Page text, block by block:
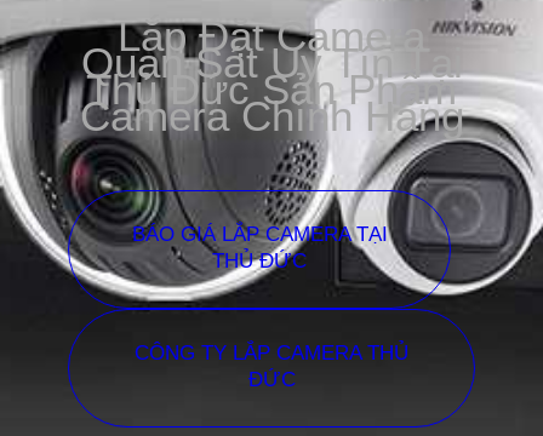
Lắp Đặt Camera
Quan Sát Uy Tín Tại
Thủ Đức Sản Phẩm
Camera Chính Hãng
BÁO GIÁ LẮP CAMERA TẠI
THỦ ĐỨC
CÔNG TY LẮP CAMERA THỦ
ĐỨC